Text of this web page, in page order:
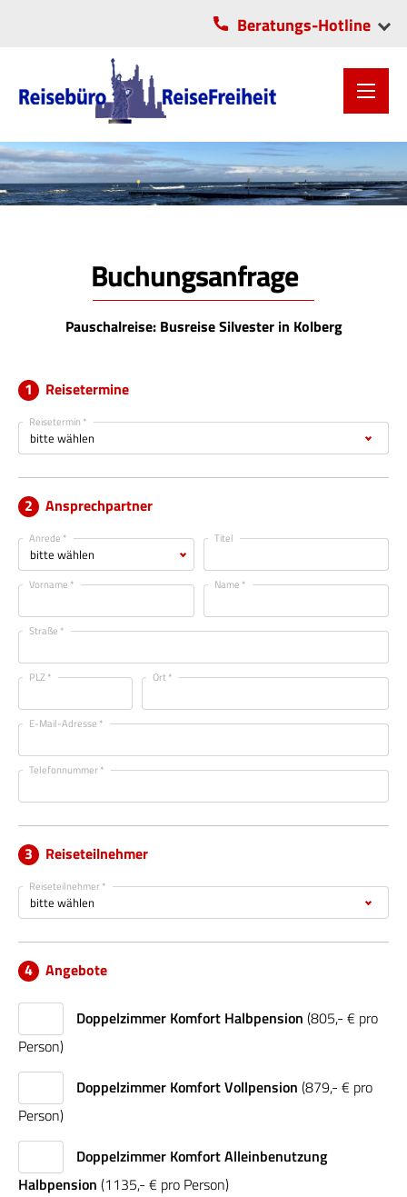
Beratungs-Hotline
VITA-Center Chemnitz
0371/2806055
OLI-Park Lichtenau
037208/5706
Buchungsanfrage
Pauschalreise: Busreise Silvester in Kolberg
Reisetermine
Reisetermin *
Ansprechpartner
Anrede * Titel
Vorname * Name *
Straße *
PLZ * Ort *
E-Mail-Adresse *
Telefonnummer *
Reiseteilnehmer
Reiseteilnehmer *
Angebote
Doppelzimmer Komfort Halbpension (805,- € pro
Person)
Doppelzimmer Komfort Vollpension (879,- € pro
Person)
Doppelzimmer Komfort Alleinbenutzung
Halbpension (1135,- € pro Person)